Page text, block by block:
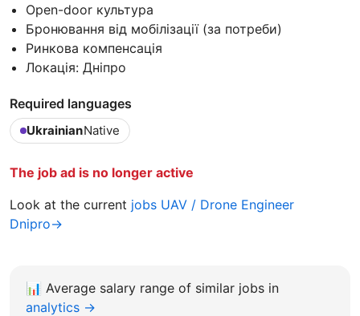
Open-door культура
Бронювання від мобілізації (за потреби)
Ринкова компенсація
Локація: Дніпро
Required languages
UkrainianNative
The job ad is no longer active
Look at the current jobs UAV / Drone Engineer
Dnipro→
📊 Average salary range of similar jobs in
analytics →